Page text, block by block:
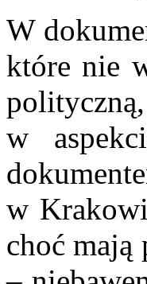
W
które nie
w
w
choć mają